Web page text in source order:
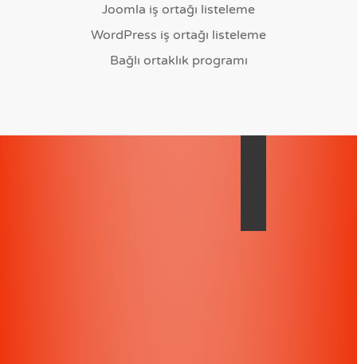
Joomla iş ortağı listeleme
WordPress iş ortağı listeleme
Bağlı ortaklık programı